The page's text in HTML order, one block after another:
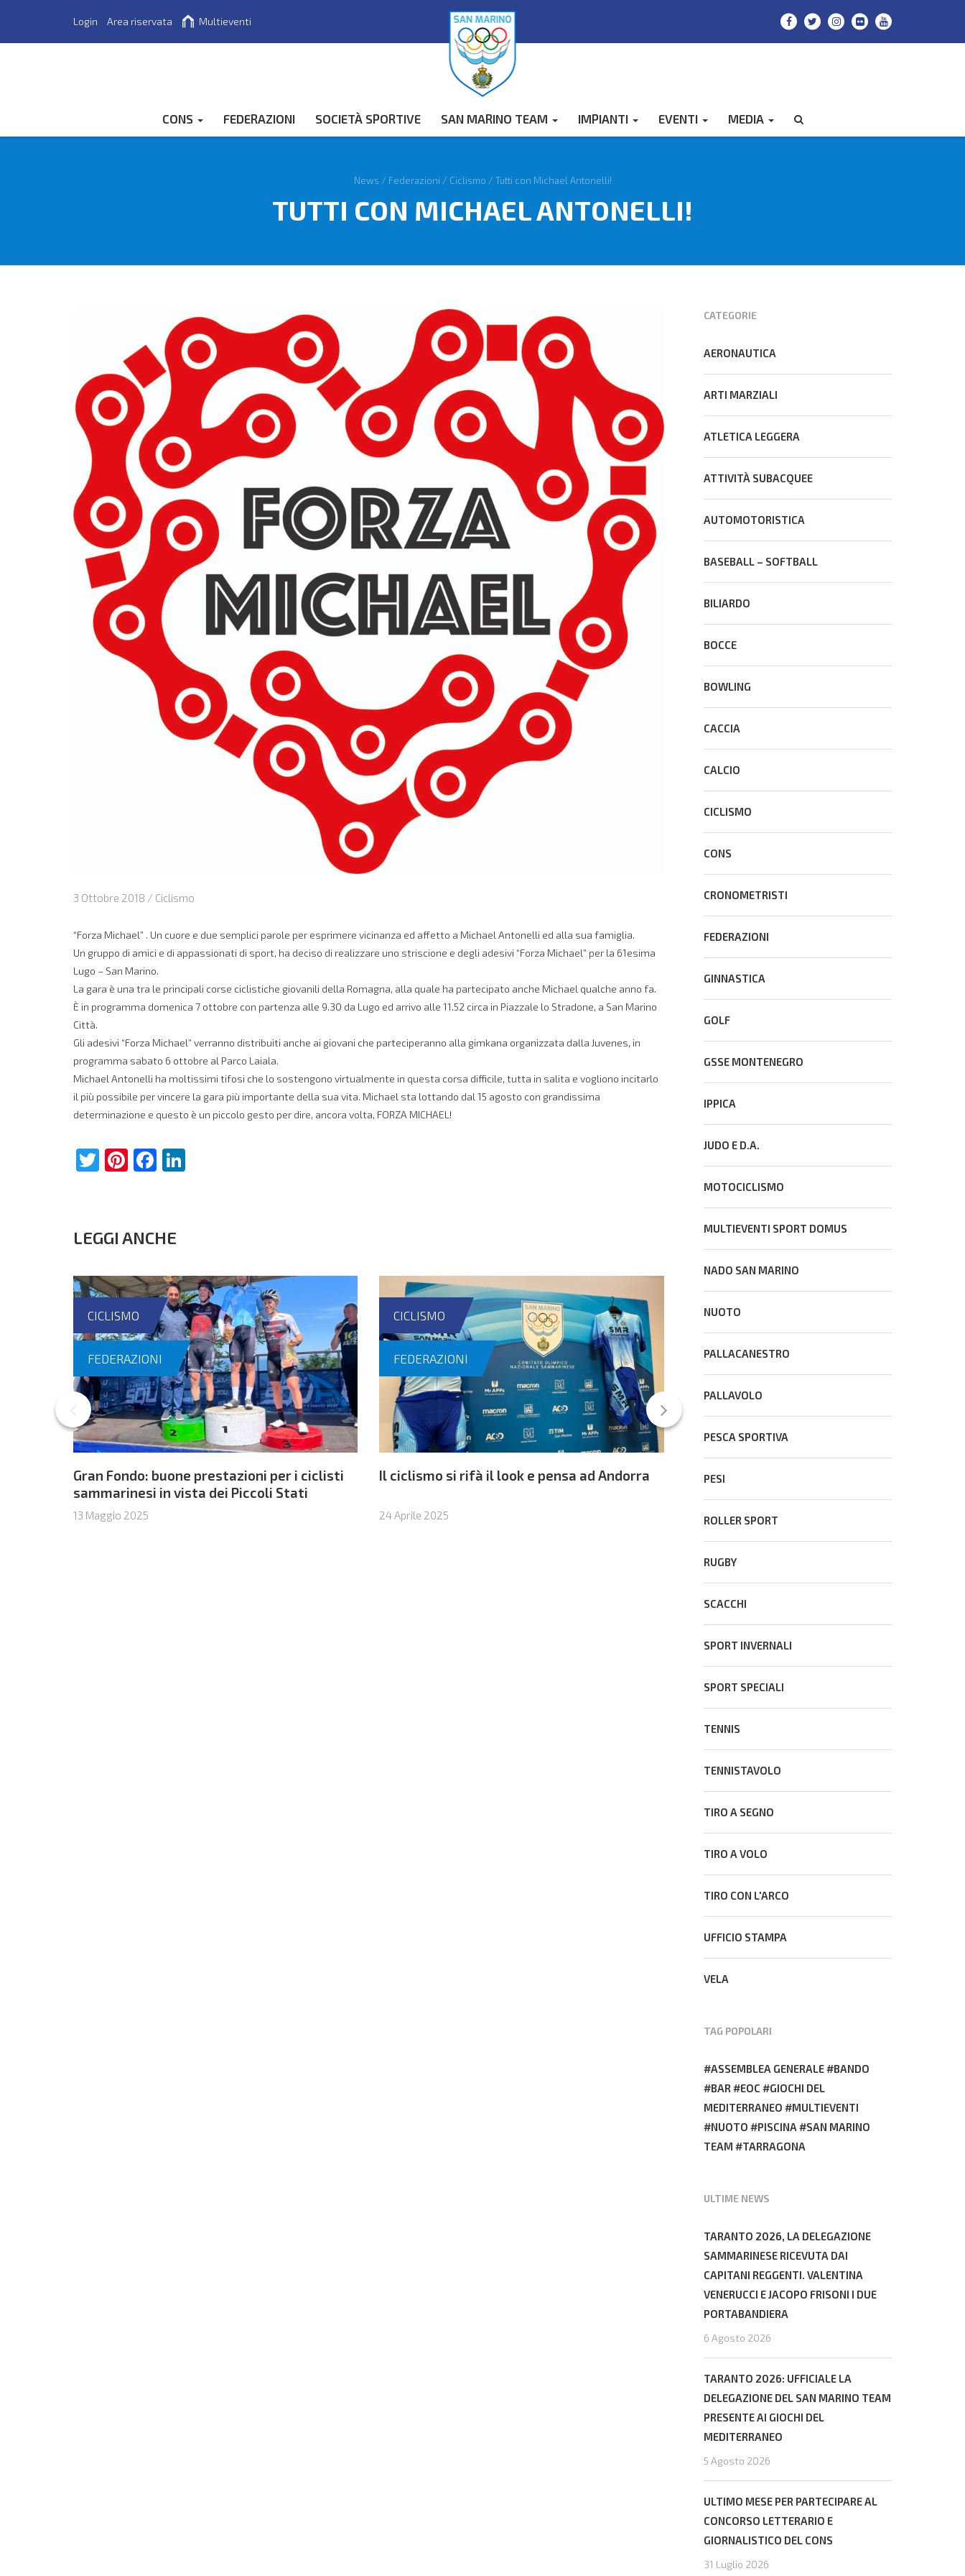
Login Area riservata Multieventi
CONS FEDERAZIONI SOCIETÀ SPORTIVE SAN MARINO TEAM IMPIANTI EVENTI MEDIA
News / Federazioni / Ciclismo / Tutti con Michael Antonelli!
TUTTI CON MICHAEL ANTONELLI!
3 Ottobre 2018 / Ciclismo
“Forza Michael” . Un cuore e due semplici parole per esprimere vicinanza ed affetto a Michael Antonelli ed alla sua famiglia.
Un gruppo di amici e di appassionati di sport, ha deciso di realizzare uno striscione e degli adesivi “Forza Michael” per la 61esima
Lugo – San Marino.
La gara è una tra le principali corse ciclistiche giovanili della Romagna, alla quale ha partecipato anche Michael qualche anno fa.
È in programma domenica 7 ottobre con partenza alle 9.30 da Lugo ed arrivo alle 11.52 circa in Piazzale lo Stradone, a San Marino
Città.
Gli adesivi “Forza Michael” verranno distribuiti anche ai giovani che parteciperanno alla gimkana organizzata dalla Juvenes, in
programma sabato 6 ottobre al Parco Laiala.
Michael Antonelli ha moltissimi tifosi che lo sostengono virtualmente in questa corsa difficile, tutta in salita e vogliono incitarlo
il più possibile per vincere la gara più importante della sua vita. Michael sta lottando dal 15 agosto con grandissima
determinazione e questo è un piccolo gesto per dire, ancora volta, FORZA MICHAEL!
Twitter
Pinterest
Facebook
LEGGI ANCHE
CICLISMO
FEDERAZIONI
Gran Fondo: buone prestazioni per i ciclisti
sammarinesi in vista dei Piccoli Stati
13 Maggio 2025
CICLISMO
FEDERAZIONI
Il ciclismo si rifà il look e pensa ad Andorra
24 Aprile 2025
CICLISMO
FEDERAZIONI
Coppi e Bartali a San Marino, tutte le strade
24 Marzo 2025
CATEGORIE
AERONAUTICA
ARTI MARZIALI
ATLETICA LEGGERA
ATTIVITÀ SUBACQUEE
AUTOMOTORISTICA
BASEBALL – SOFTBALL
BILIARDO
BOCCE
BOWLING
CACCIA
CALCIO
CICLISMO
CONS
CRONOMETRISTI
FEDERAZIONI
GINNASTICA
GOLF
GSSE MONTENEGRO
IPPICA
JUDO E D.A.
MOTOCICLISMO
MULTIEVENTI SPORT DOMUS
NADO SAN MARINO
NUOTO
PALLACANESTRO
PALLAVOLO
PESCA SPORTIVA
PESI
ROLLER SPORT
RUGBY
SCACCHI
SPORT INVERNALI
SPORT SPECIALI
TENNIS
TENNISTAVOLO
TIRO A SEGNO
TIRO A VOLO
TIRO CON L'ARCO
UFFICIO STAMPA
VELA
TAG POPOLARI
ASSEMBLEA GENERALE
BANDO
BAR
EOC
GIOCHI DEL
MEDITERRANEO
MULTIEVENTI
NUOTO
PISCINA
SAN MARINO
TEAM
TARRAGONA
ULTIME NEWS
TARANTO 2026, LA DELEGAZIONE
SAMMARINESE RICEVUTA DAI
CAPITANI REGGENTI. VALENTINA
VENERUCCI E JACOPO FRISONI I DUE
PORTABANDIERA
6 Agosto 2026
TARANTO 2026: UFFICIALE LA
DELEGAZIONE DEL SAN MARINO TEAM
PRESENTE AI GIOCHI DEL
MEDITERRANEO
5 Agosto 2026
ULTIMO MESE PER PARTECIPARE AL
CONCORSO LETTERARIO E
GIORNALISTICO DEL CONS
31 Luglio 2026